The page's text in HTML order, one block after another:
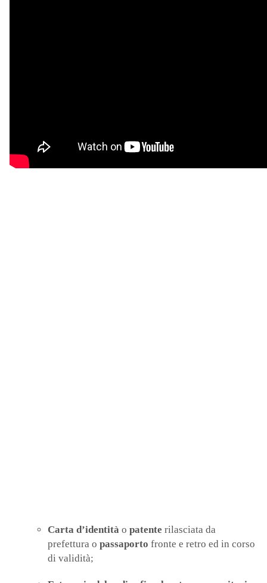
Carta d’identità o patente rilasciata da
prefettura o passaporto fronte e retro ed in corso
di validità;